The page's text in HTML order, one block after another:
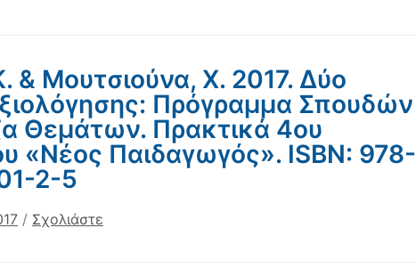
& Μουτσιούνα, Χ. 2017. Δύο
Πρόγραμμα Σπουδών
Θεμάτων. Πρακτικά 4ου
«Νέος Παιδαγωγός». ISBN: 978-
2-5
/ Σχολιάστε